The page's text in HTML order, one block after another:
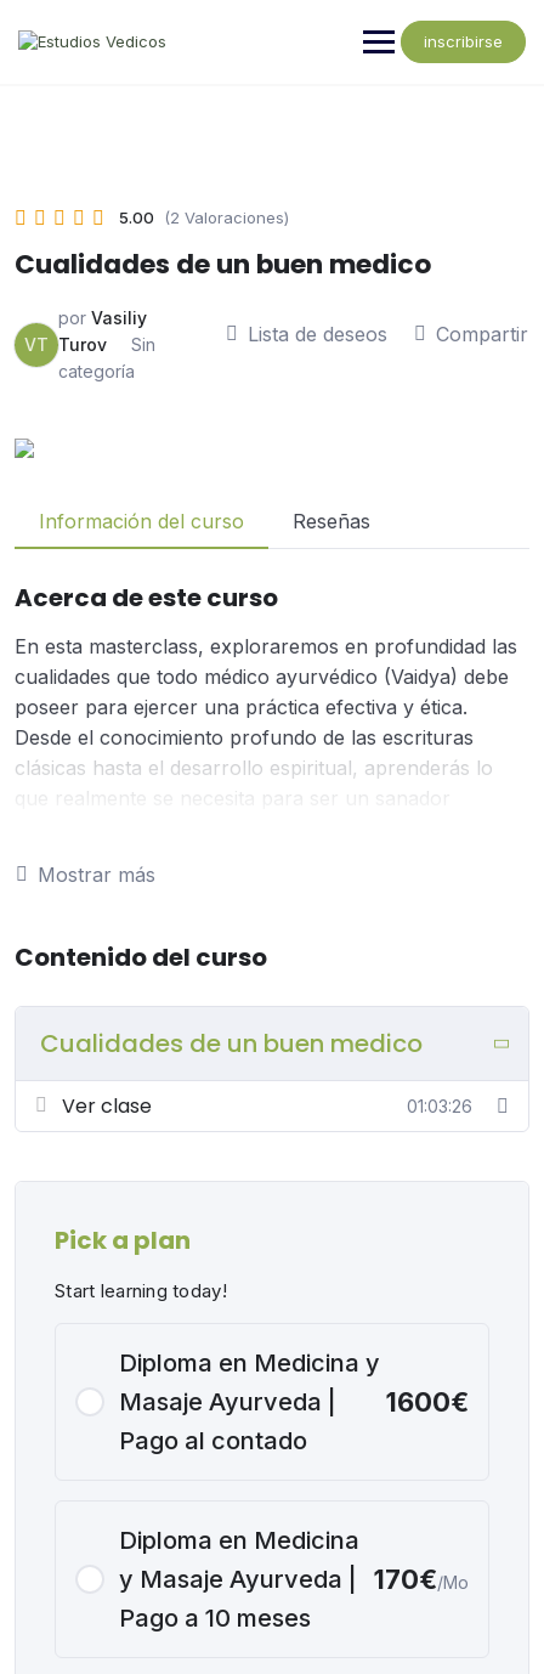
inscribirse
5.00 (2 Valoraciones)
Cualidades de un buen medico
VT
por Vasiliy
Turov
Sin
categoría
Lista de deseos Compartir
Información del curso Reseñas
Acerca de este curso
En esta masterclass, exploraremos en profundidad las
cualidades que todo médico ayurvédico (Vaidya) debe
poseer para ejercer una práctica efectiva y ética.
Desde el conocimiento profundo de las escrituras
clásicas hasta el desarrollo espiritual, aprenderás lo
que realmente se necesita para ser un sanador
perfeccionar sus habilidades y profundizar en su
aprenderás: La importancia del conocimiento profundo
holísticos La clave de la compasión y la empatía en la
práctica médica El papel fundamental de la integridad y
espiritual potencian la práctica del Vaidya La
importancia de educar y guiar a los pacientes y otros
Mostrar más
Contenido del curso
Cualidades de un buen medico
Ver clase 01:03:26
Pick a plan
Start learning today!
Diploma en Medicina y
Masaje Ayurveda |
Pago al contado
1600€
Diploma en Medicina
y Masaje Ayurveda |
Pago a 10 meses
170€/Mo